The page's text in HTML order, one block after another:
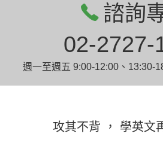
諮詢
02-2727-
週一至週五 9:00-12:00、13:30-
攻其不背 ， 學英文